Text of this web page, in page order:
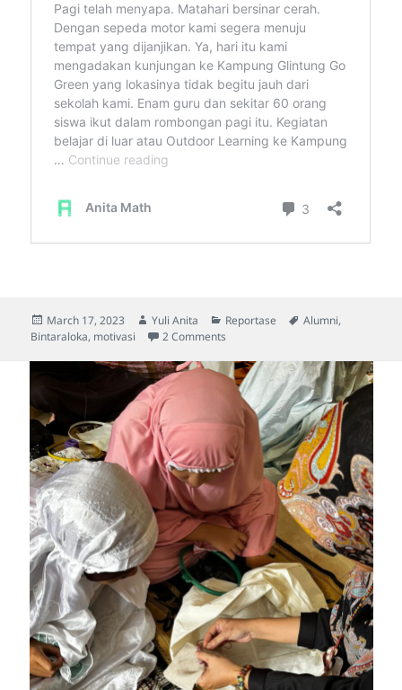
Posted
on
March 17, 2023 Author
Yuli Anita Categories
Reportase Tags
Alumni,
Bintaraloka, motivasi 2 Comments